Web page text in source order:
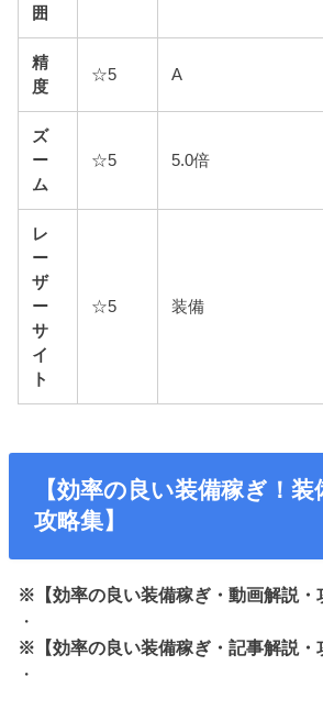
囲
精
度
☆5 A
ズ
ー
ム
☆5 5.0倍
レ
ー
ザ
ー
サ
イ
ト
☆5 装備
【効率の良い装備稼ぎ！
攻略集】
※【効率の良い装備稼ぎ・動画解説・
・
※【効率の良い装備稼ぎ・記事解説・
・